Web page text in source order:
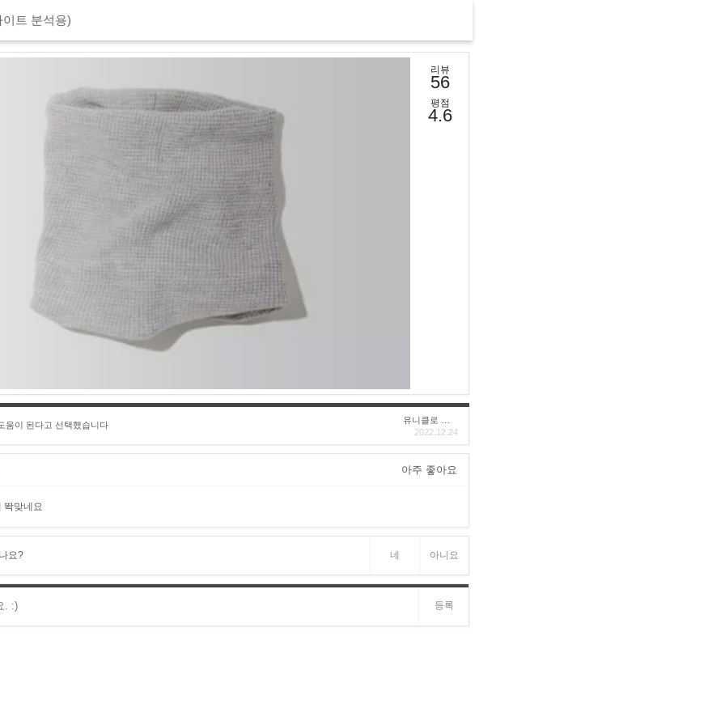
트 분석용)
리뷰
56
평점
4.6
움이 된다고 선택했습니다
2022.12.24
아주 좋아요
똭맞네요
요? 네 아니요
등록